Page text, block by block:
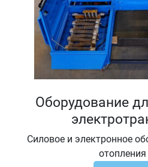
Оборудование
Силовое и электронное